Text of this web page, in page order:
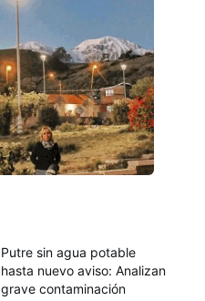
Putre sin agua potable
hasta nuevo aviso: Analizan
grave contaminación